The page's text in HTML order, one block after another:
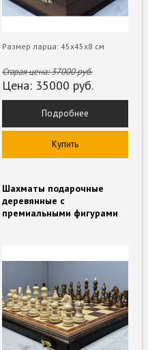
Размер ларца: 45х45х8 см
Старая цена:37000руб.
Цена: 35000 руб.
Подробнее
Купить
Шахматы подарочные
деревянные с
премиальными фигурами